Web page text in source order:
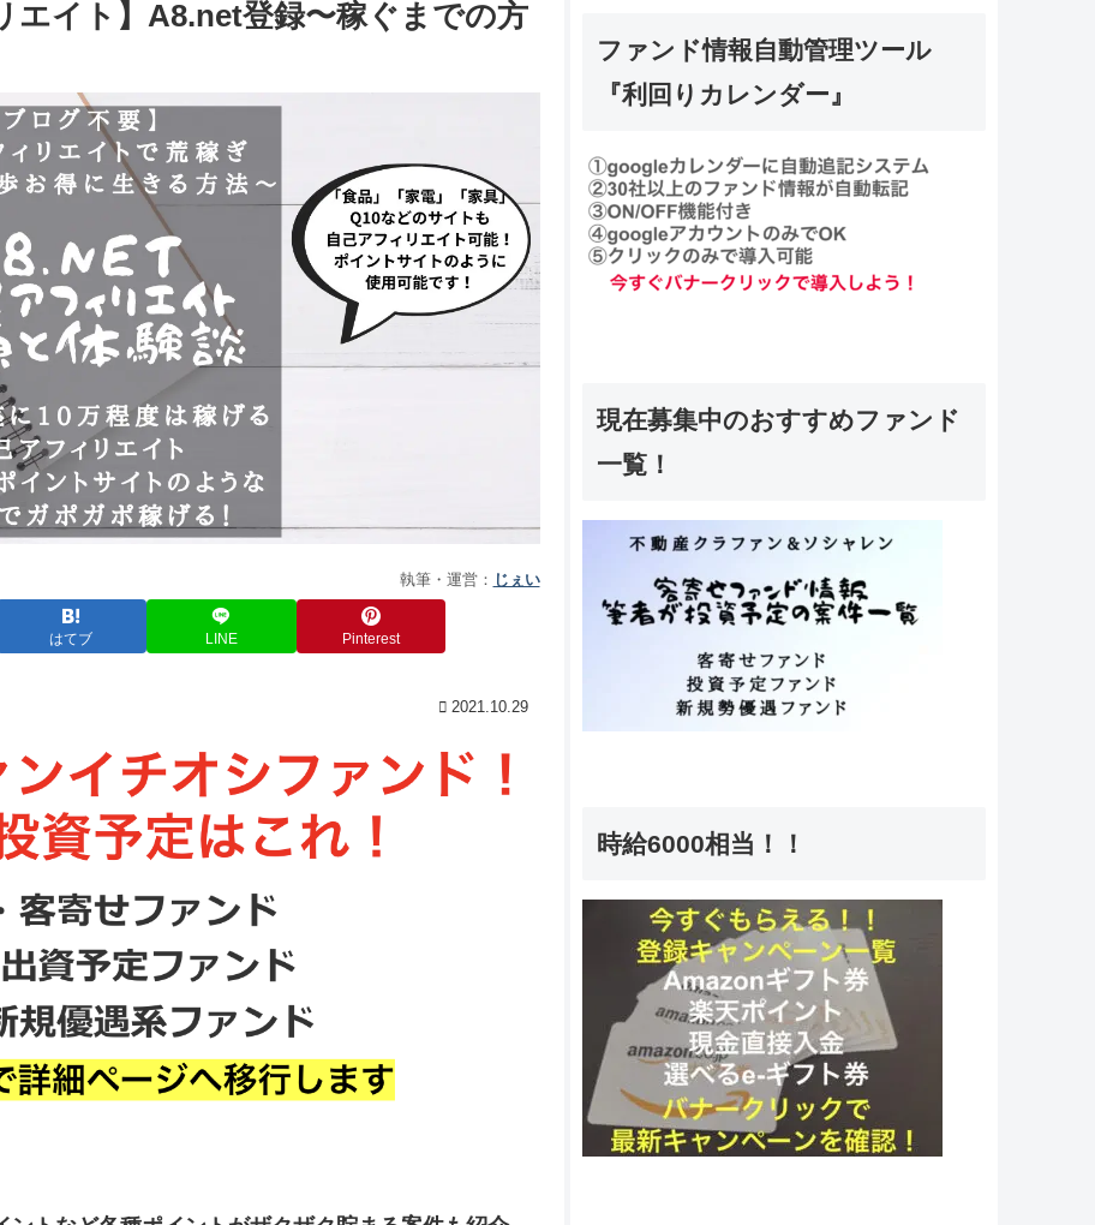
エイト】A8.net登録〜稼ぐまでの方
執筆・運営： じぇい
はてブ LINE Pinterest
2021.10.29
ファンド情報自動管理ツール
『利回りカレンダー』
現在募集中のおすすめファンド
一覧！
時給6000相当！！